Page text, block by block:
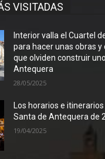
VISITADAS
Interior valla el Cuartel
para hacer unas obras
que olviden construir
Antequera
28/05/2025
Los horarios e
Santa de Antequera de
19/04/2025